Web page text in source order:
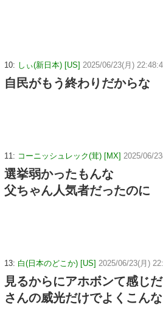
10: しぃ(新日本) [US] 2025/06/23(月)
自民がもう終わりだからな
11: コーニッシュレック(茸) [MX] 2025/06/
選挙弱かったもんな
父ちゃん人気者だったのに
13: 白(日本のどこか) [US] 2025/06/23(月)
見るからにアホボンて感じ
さんの威光だけでよくこん